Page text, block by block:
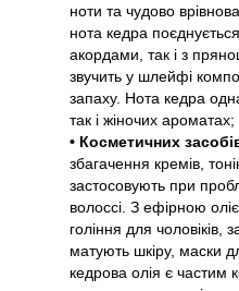
ноти та чудово
нота кедра
акордами, так і з
звучить у шлейфі
запаху. Нота кедра
так і жіночих ароматах;
• Косметичних
збагачення кремів,
застосовують при
волоссі. З ефірною
гоління для
матують шкіру, маски
кедрова олія є